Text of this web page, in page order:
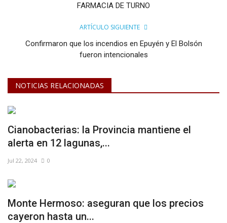
FARMACIA DE TURNO
ARTÍCULO SIGUIENTE
Confirmaron que los incendios en Epuyén y El Bolsón
fueron intencionales
NOTICIAS RELACIONADAS
Cianobacterias: la Provincia mantiene el
alerta en 12 lagunas,...
Jul 22, 2024 0
Monte Hermoso: aseguran que los precios
cayeron hasta un...